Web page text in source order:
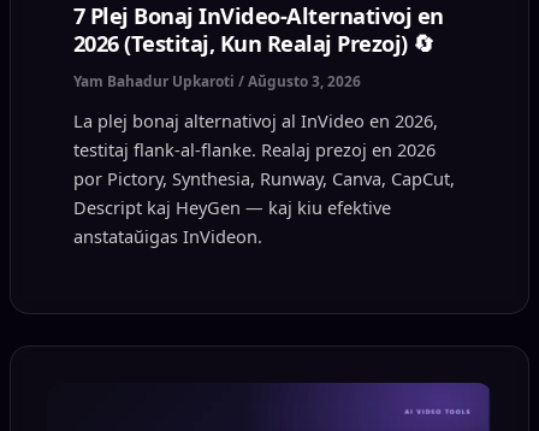
7 Plej Bonaj InVideo-Alternativoj en
2026 (Testitaj, Kun Realaj Prezoj) 🔄
Yam Bahadur Upkaroti /Aŭgusto 3, 2026
La plej bonaj alternativoj al InVideo en 2026,
testitaj flank-al-flanke. Realaj prezoj en 2026
por Pictory, Synthesia, Runway, Canva, CapCut,
Descript kaj HeyGen — kaj kiu efektive
anstataŭigas InVideon.